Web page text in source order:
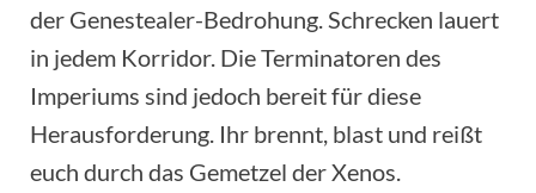
der Genestealer-Bedrohung. Schrecken lauert
in jedem Korridor. Die Terminatoren des
Imperiums sind jedoch bereit für diese
Herausforderung. Ihr brennt, blast und reißt
euch durch das Gemetzel der Xenos.